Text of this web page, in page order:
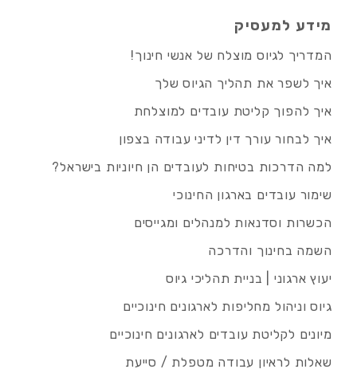
מידע למעסיק
המדריך לגיוס מוצלח של אנשי חינוך!
איך לשפר את תהליך הגיוס שלך
איך להפוך קליטת עובדים למוצלחת
איך לבחור עורך דין לדיני עבודה בצפון
למה הדרכות בטיחות לעובדים הן חיוניות בישראל?
שימור עובדים בארגון החינוכי
הכשרות וסדנאות למנהלים ומגייסים
השמה בחינוך והדרכה
יעוץ ארגוני | בניית תהליכי גיוס
גיוס וניהול מחליפות לארגונים חינוכיים
מיונים לקליטת עובדים לארגונים חינוכיים
שאלות לראיון עבודה מטפלת / סייעת